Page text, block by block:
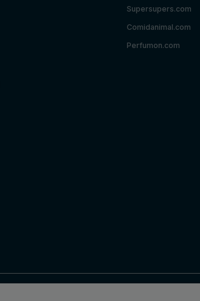
Supersupers.com
Comidanimal.com
Perfumon.com